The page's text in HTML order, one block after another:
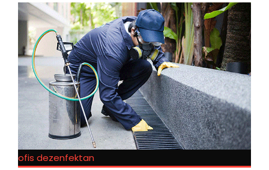
ofis dezenfektan